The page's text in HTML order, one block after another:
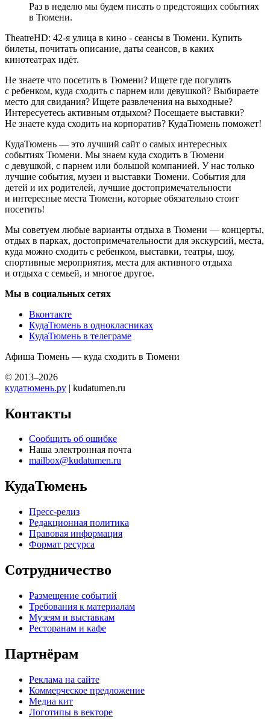
Раз в неделю мы будем писать о предстоящих событиях
в Тюмени.
TheatreHD: 42-я улица в кино - сеансы в Тюмени. Купить
билеты, почитать описание, даты сеансов, в каких
кинотеатрах идёт.
Не знаете что посетить в Тюмени? Ищете где погулять
с ребенком, куда сходить с парнем или девушкой? Выбираете
место для свидания? Ищете развлечения на выходные?
Интересуетесь активным отдыхом? Посещаете выставки?
Не знаете куда сходить на корпоратив? КудаТюмень поможет!
КудаТюмень — это лучший сайт о самых интересных
событиях Тюмени. Мы знаем куда сходить в Тюмени
с девушкой, с парнем или большой компанией. У нас только
лучшие события, музеи и выставки Тюмени. События для
детей и их родителей, лучшие достопримечательности
и интересные места Тюмени, которые обязательно стоит
посетить!
Мы советуем любые варианты отдыха в Тюмени — концерты,
отдых в парках, достопримечательности для экскурсий, места,
куда можно сходить с ребенком, выставки, театры, шоу,
спортивные мероприятия, места для активного отдыха
и отдыха с семьей, и многое другое.
Мы в социальных сетях
Вконтакте
КудаТюмень в однокласниках
КудаТюмень в телеграме
Афиша Тюмень — куда сходить в Тюмени
© 2013–2026
кудатюмень.ру | kudatumen.ru
Контакты
Сообщить об ошибке
Наша электронная почта
mailbox@kudatumen.ru
КудаТюмень
Пресс-релиз
Редакционная политика
Правовая информация
Формат ресурса
Сотрудничество
Размещение событий
Требования к материалам
Музеям и выставкам
Ресторанам и кафе
Партнёрам
Реклама на сайте
Коммерческое предложение
Медиа кит
Логотипы в векторе